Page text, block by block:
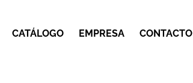
CATÁLOGO EMPRESA CONTACTO